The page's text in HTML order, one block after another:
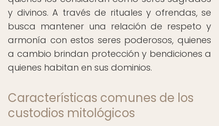
y divinos. A través de rituales y ofrendas, se
busca mantener una relación de respeto y
armonía con estos seres poderosos, quienes
a cambio brindan protección y bendiciones a
quienes habitan en sus dominios.
Características comunes de los
custodios mitológicos